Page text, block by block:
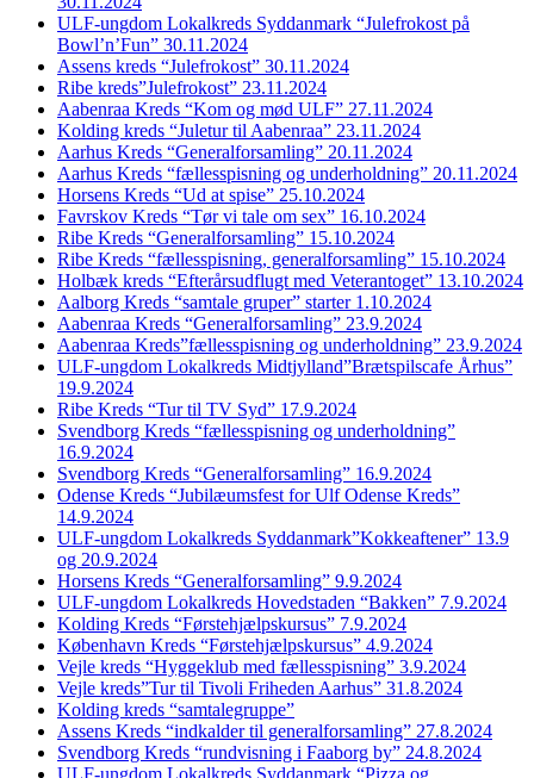
ULF-ungdom Lokalkreds Syddanmark “Julefrokost på
Bowl’n’Fun” 30.11.2024
Assens kreds “Julefrokost” 30.11.2024
Ribe kreds”Julefrokost” 23.11.2024
Aabenraa Kreds “Kom og mød ULF” 27.11.2024
Kolding kreds “Juletur til Aabenraa” 23.11.2024
Aarhus Kreds “Generalforsamling” 20.11.2024
Aarhus Kreds “fællesspisning og underholdning” 20.11.2024
Horsens Kreds “Ud at spise” 25.10.2024
Favrskov Kreds “Tør vi tale om sex” 16.10.2024
Ribe Kreds “Generalforsamling” 15.10.2024
Ribe Kreds “fællesspisning, generalforsamling” 15.10.2024
Holbæk kreds “Efterårsudflugt med Veterantoget” 13.10.2024
Aalborg Kreds “samtale gruper” starter 1.10.2024
Aabenraa Kreds “Generalforsamling” 23.9.2024
Aabenraa Kreds”fællesspisning og underholdning” 23.9.2024
ULF-ungdom Lokalkreds Midtjylland”Brætspilscafe Århus”
19.9.2024
Ribe Kreds “Tur til TV Syd” 17.9.2024
Svendborg Kreds “fællesspisning og underholdning”
16.9.2024
Svendborg Kreds “Generalforsamling” 16.9.2024
Odense Kreds “Jubilæumsfest for Ulf Odense Kreds”
14.9.2024
ULF-ungdom Lokalkreds Syddanmark”Kokkeaftener” 13.9
og 20.9.2024
Horsens Kreds “Generalforsamling” 9.9.2024
ULF-ungdom Lokalkreds Hovedstaden “Bakken” 7.9.2024
Kolding Kreds “Førstehjælpskursus” 7.9.2024
København Kreds “Førstehjælpskursus” 4.9.2024
Vejle kreds “Hyggeklub med fællesspisning” 3.9.2024
Vejle kreds”Tur til Tivoli Friheden Aarhus” 31.8.2024
Kolding kreds “samtalegruppe”
Assens Kreds “indkalder til generalforsamling” 27.8.2024
Svendborg Kreds “rundvisning i Faaborg by” 24.8.2024